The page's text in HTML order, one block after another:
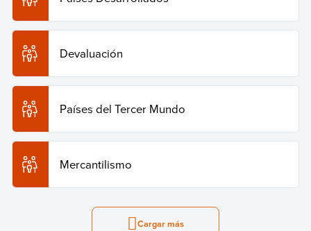
Devaluación
Países del Tercer Mundo
Mercantilismo
Cargar más